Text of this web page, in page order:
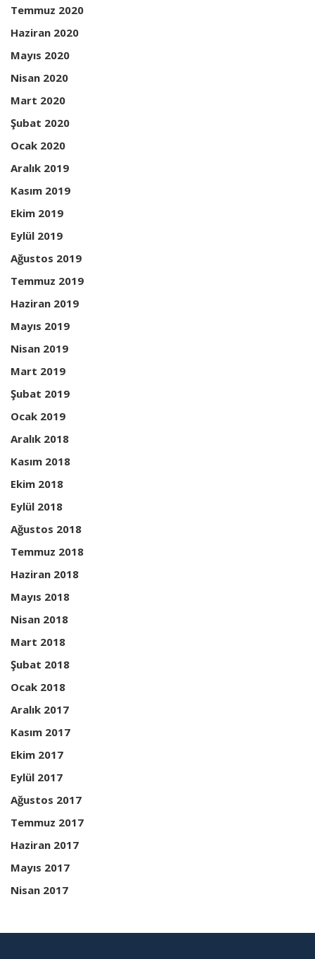
Temmuz 2020
Haziran 2020
Mayıs 2020
Nisan 2020
Mart 2020
Şubat 2020
Ocak 2020
Aralık 2019
Kasım 2019
Ekim 2019
Eylül 2019
Ağustos 2019
Temmuz 2019
Haziran 2019
Mayıs 2019
Nisan 2019
Mart 2019
Şubat 2019
Ocak 2019
Aralık 2018
Kasım 2018
Ekim 2018
Eylül 2018
Ağustos 2018
Temmuz 2018
Haziran 2018
Mayıs 2018
Nisan 2018
Mart 2018
Şubat 2018
Ocak 2018
Aralık 2017
Kasım 2017
Ekim 2017
Eylül 2017
Ağustos 2017
Temmuz 2017
Haziran 2017
Mayıs 2017
Nisan 2017